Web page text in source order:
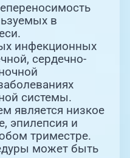
в
инфекционных
сердечно-
системы.
является низкое
эпилепсия и
триместре.
может быть